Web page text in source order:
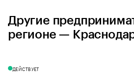
Другие
регионе —
ДЕЙСТВУЕТ